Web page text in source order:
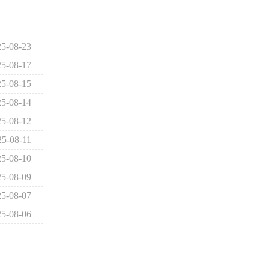
08-23
08-17
08-15
08-14
08-12
08-11
08-10
08-09
08-07
08-06